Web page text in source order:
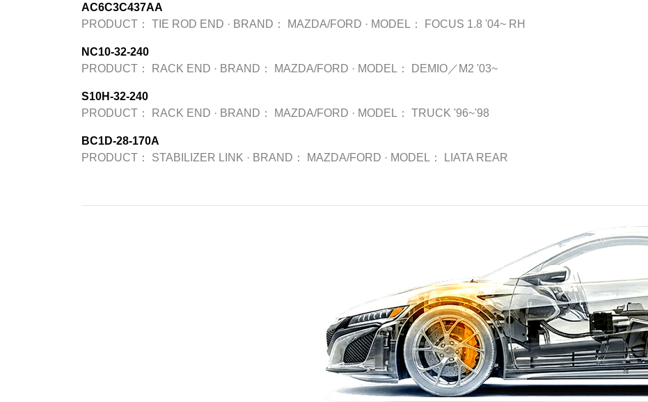
AC6C3C437AA
PRODUCT：
TIE ROD END · BRAND： MAZDA/FORD · MODEL： FOCUS 1.8 '04~ RH
NC10-32-240
PRODUCT：
RACK END · BRAND： MAZDA/FORD · MODEL： DEMIO／M2 '03~
S10H-32-240
PRODUCT：
RACK END · BRAND： MAZDA/FORD · MODEL： TRUCK '96~'98
BC1D-28-170A
PRODUCT：
STABILIZER LINK · BRAND： MAZDA/FORD · MODEL： LIATA REAR